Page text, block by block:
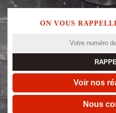
ON VOUS
Voir nos
Nous